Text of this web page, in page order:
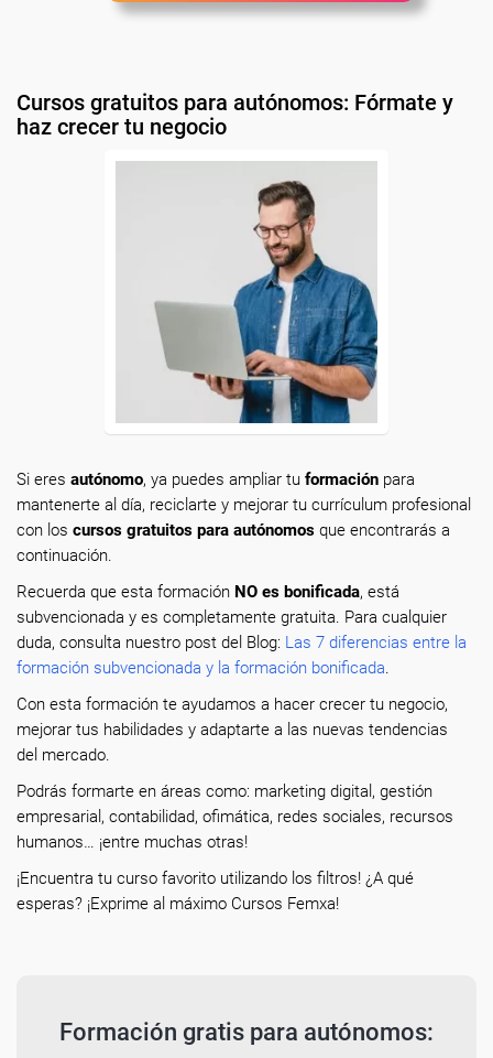
Cursos gratuitos para autónomos: Fórmate y
haz crecer tu negocio
Si eres autónomo, ya puedes ampliar tu formación para
mantenerte al día, reciclarte y mejorar tu currículum profesional
con los cursos gratuitos para autónomos que encontrarás a
continuación.
Recuerda que esta formación NO es bonificada, está
subvencionada y es completamente gratuita. Para cualquier
duda, consulta nuestro post del Blog: Las 7 diferencias entre la
formación subvencionada y la formación bonificada.
Con esta formación te ayudamos a hacer crecer tu negocio,
mejorar tus habilidades y adaptarte a las nuevas tendencias
del mercado.
Podrás formarte en áreas como: marketing digital, gestión
empresarial, contabilidad, ofimática, redes sociales, recursos
humanos… ¡entre muchas otras!
¡Encuentra tu curso favorito utilizando los filtros! ¿A qué
esperas? ¡Exprime al máximo Cursos Femxa!
Formación gratis para autónomos: